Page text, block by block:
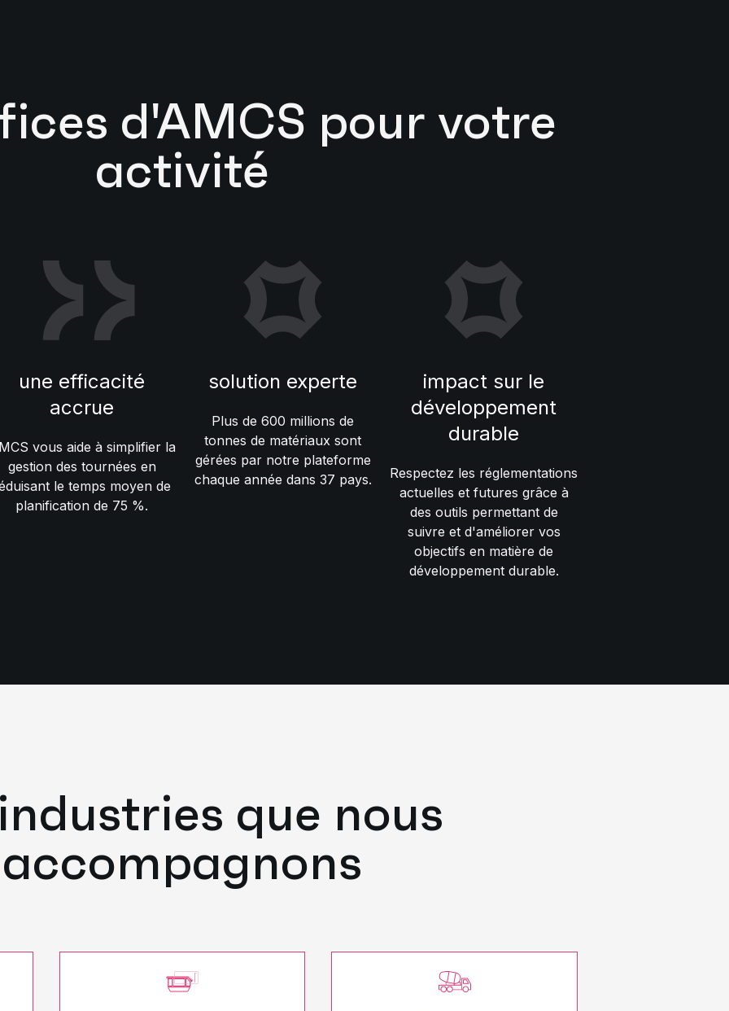
d'AMCS pour votre
activité
une efficacité
accrue
vous aide à simplifier la
gestion des tournées en
le temps moyen de
planification de 75 %.
solution experte
Plus de 600 millions de
tonnes de matériaux sont
gérées par notre plateforme
chaque année dans 37 pays.
impact sur le
développement
durable
Respectez les réglementations
actuelles et futures grâce à
des outils permettant de
suivre et d'améliorer vos
objectifs en matière de
développement durable.
que nous
accompagnons